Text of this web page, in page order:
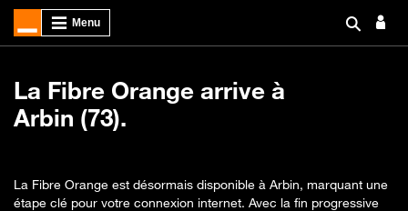
La Fibre Orange arrive à
Arbin (73).
La Fibre Orange est désormais disponible à Arbin, marquant une
étape clé pour votre connexion internet. Avec la fin progressive